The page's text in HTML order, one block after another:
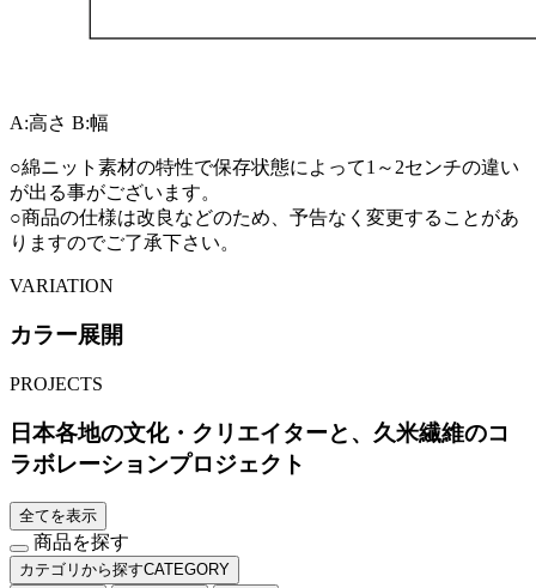
A:高さ B:幅
○綿ニット素材の特性で保存状態によって1～2センチの違い
が出る事がございます。
○商品の仕様は改良などのため、予告なく変更することがあ
りますのでご了承下さい。
VARIATION
カラー展開
PROJECTS
日本各地の文化・クリエイターと、久米繊維のコ
ラボレーションプロジェクト
全てを表示
商品を探す
カテゴリから探すCATEGORY